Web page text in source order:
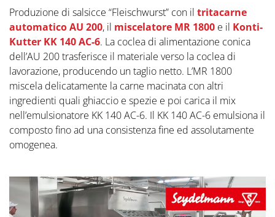
Produzione di salsicce “Fleischwurst” con il tritacarne
automatico AU 200, il miscelatore MR 1800 e il Konti-
Kutter KK 140 AC-6. La coclea di alimentazione conica
dell’AU 200 trasferisce il materiale verso la coclea di
lavorazione, producendo un taglio netto. L’MR 1800
miscela delicatamente la carne macinata con altri
ingredienti quali ghiaccio e spezie e poi carica il mix
nell’emulsionatore KK 140 AC-6. Il KK 140 AC-6 emulsiona il
composto fino ad una consistenza fine ed assolutamente
omogenea.